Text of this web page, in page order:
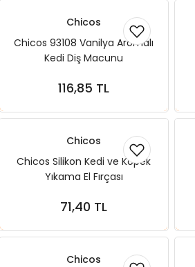
Chicos
Chicos 93108 Vanilya Aromalı
Kedi Diş Macunu
116,85 TL
Sepete Ekle
Chicos
Chicos Silikon Kedi ve Köpek
Yıkama El Fırçası
71,40 TL
Sepete Ekle
Chicos